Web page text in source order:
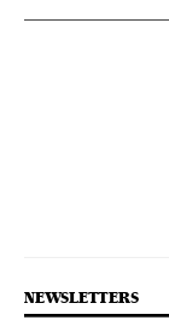
NEWSLETTERS